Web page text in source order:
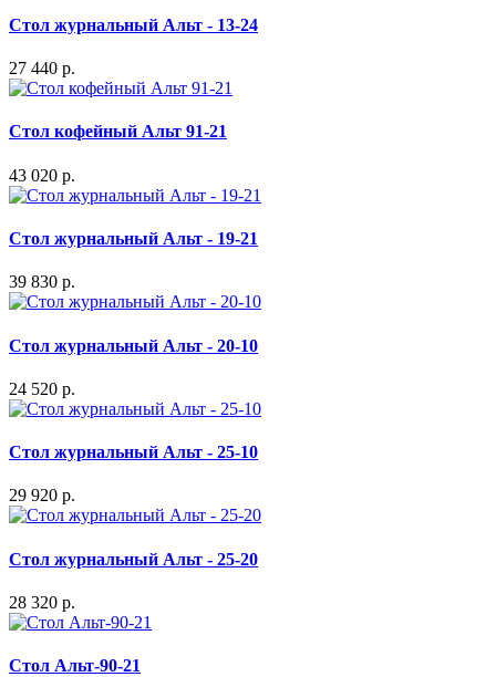
Стол журнальный Альт - 13-24
27 440 р.
Стол кофейный Альт 91-21
43 020 р.
Стол журнальный Альт - 19-21
39 830 р.
Стол журнальный Альт - 20-10
24 520 р.
Стол журнальный Альт - 25-10
29 920 р.
Стол журнальный Альт - 25-20
28 320 р.
Стол Альт-90-21